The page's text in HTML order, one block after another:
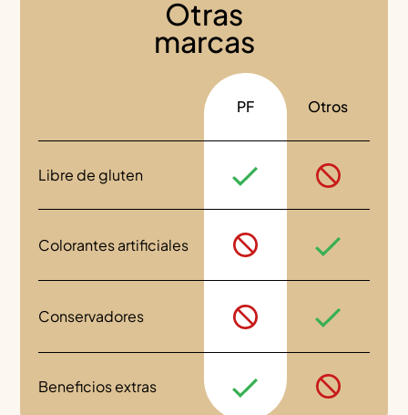
Otras
marcas
PF Otros
Libre de gluten
Colorantes artificiales
Conservadores
Beneficios extras